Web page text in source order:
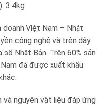
3.4kg
doanh Việt Nam – Nhật
công nghệ và trên dây
Nhật Bản. Trên 60% sản
đã được xuất khẩu
nguyên vật liệu đáp ứng